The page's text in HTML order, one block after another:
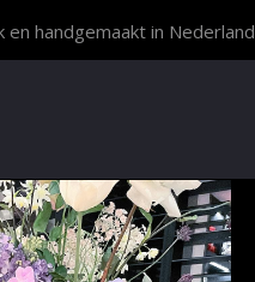
en handgemaakt in Nederland